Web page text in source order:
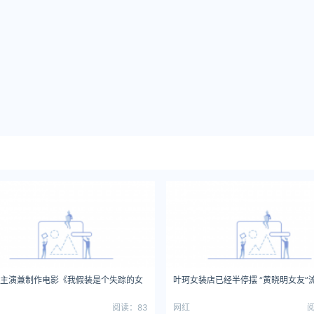
演兼制作电影《我假装是个失踪的女
阅读：83
叶珂女装店已经半停摆 “黄晓明女友”
网红